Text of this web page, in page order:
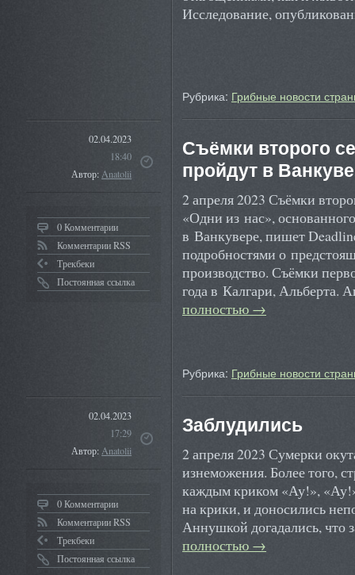
Исследование,
Рубрика: Грибные новости
02.04.2023
18:40
Автор:Anatolii
0 Комментарии
Комментарии RSS
Трекбеки
Постоянная ссылка
Съёмки второго
пройдут в
2 апреля 2023 Съёмки
«Одни из нас»,
в Ванкувере, пишет
подробностями о
производство. Съёмки
года в Калгари, Альберта.
полностью →
Рубрика: Грибные новости
02.04.2023
17:29
Автор:Anatolii
0 Комментарии
Комментарии RSS
Трекбеки
Постоянная ссылка
Заблудились
2 апреля 2023 Сумерки
изнеможения. Более того,
каждым криком «Ау!»,
на крики, и доносились
Аннушкой догадались, что
полностью →